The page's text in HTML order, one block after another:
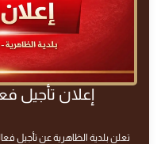
إعلان تأجيل
تعلن بلدية الظاهرية عن تأجيل